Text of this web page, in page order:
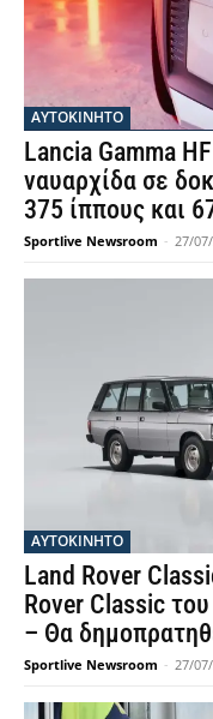
ΑΥΤΟΚΙΝΗΤΟ
Lancia Gamma
ναυαρχίδα σε
375 ίππους και
Sportlive Newsroom - 27/
ΑΥΤΟΚΙΝΗΤΟ
Land Rover
Rover Classic
– Θα
Sportlive Newsroom - 27/